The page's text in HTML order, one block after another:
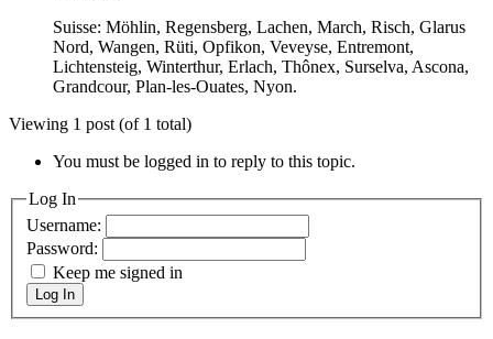
Suisse: Möhlin, Regensberg, Lachen, March, Risch, Glarus
Nord, Wangen, Rüti, Opfikon, Veveyse, Entremont,
Lichtensteig, Winterthur, Erlach, Thônex, Surselva, Ascona,
Grandcour, Plan-les-Ouates, Nyon.
Viewing 1 post (of 1 total)
You must be logged in to reply to this topic.
Log In
Username:
Password:
Keep me signed in
Log In